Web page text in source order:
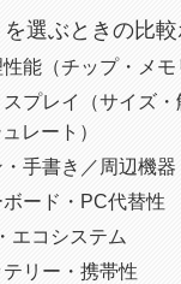
選ぶときの比較
能（チップ・メモ
スプレイ（サイズ
レート）
手書き／周辺機器
ード・PC代替性
エコシステム
リー・携帯性